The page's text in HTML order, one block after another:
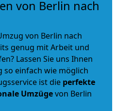
von Berlin nach
von Berlin nach
genug mit Arbeit und
Lassen Sie uns Ihnen
so einfach wie möglich
ist die perfekte
Umzügevon Berlin